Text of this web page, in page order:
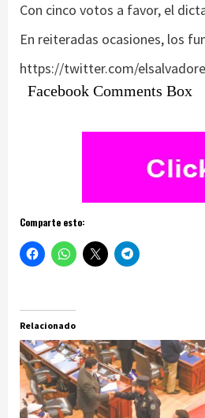
Con cinco votos a favor, el
En reiteradas ocasiones, los
https://twitter.com/
Facebook Comments Box
Comparte esto:
Relacionado